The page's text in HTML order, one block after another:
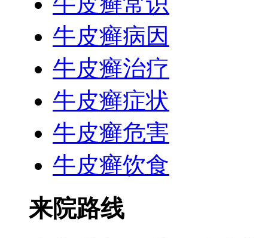
牛皮癣病因
牛皮癣治疗
牛皮癣症状
牛皮癣危害
牛皮癣饮食
来院路线